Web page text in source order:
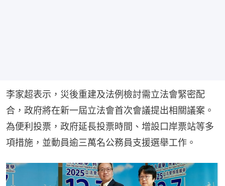
李家超表示，災後重建及法例檢討需立法會緊密配
合，政府將在新一屆立法會首次會議提出相關議案。
為便利投票，政府延長投票時間、增設口岸票站等多
項措施，並動員逾三萬名公務員支援選舉工作。